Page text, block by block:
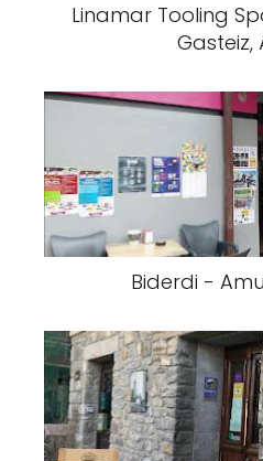
Linamar Tooling
Gasteiz,
Biderdi -